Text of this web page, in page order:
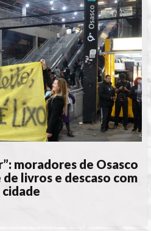
moradores de Osasco
livros e descaso com